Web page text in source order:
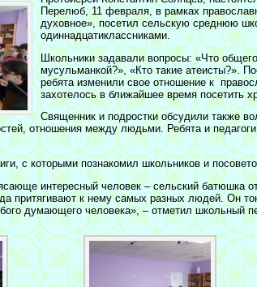
Перелюб, 11 февраля, в рамках
духовное», посетил сельскую среднюю
одиннадцатиклассниками.
Школьники задавали вопросы: «Что
мусульманкой?», «Кто такие атеисты?».
ребята изменили свое отношение к
захотелось в ближайшее время посетить
Священник и подростки обсудили также
отношения между людьми. Ребята и
с которыми познакомил школьников и
интересный человек – сельский батюшка
притягивают к нему самых разных людей. Он
думающего человека», – отметил школьный